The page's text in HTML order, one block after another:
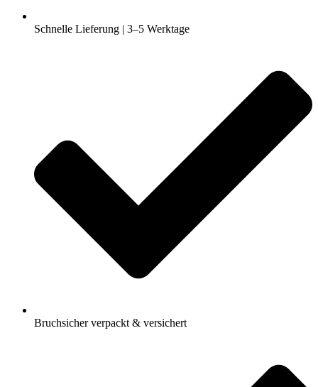
Schnelle Lieferung | 3–5 Werktage
Bruchsicher verpackt & versichert